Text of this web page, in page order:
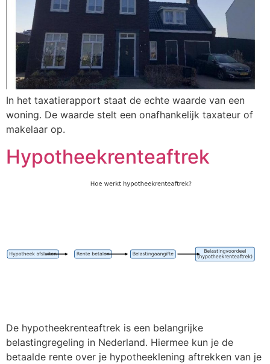
In het taxatierapport staat de echte waarde van een
woning. De waarde stelt een onafhankelijk taxateur of
makelaar op.
Hypotheekrenteaftrek
De hypotheekrenteaftrek is een belangrijke
belastingregeling in Nederland. Hiermee kun je de
betaalde rente over je hypotheeklening aftrekken van je